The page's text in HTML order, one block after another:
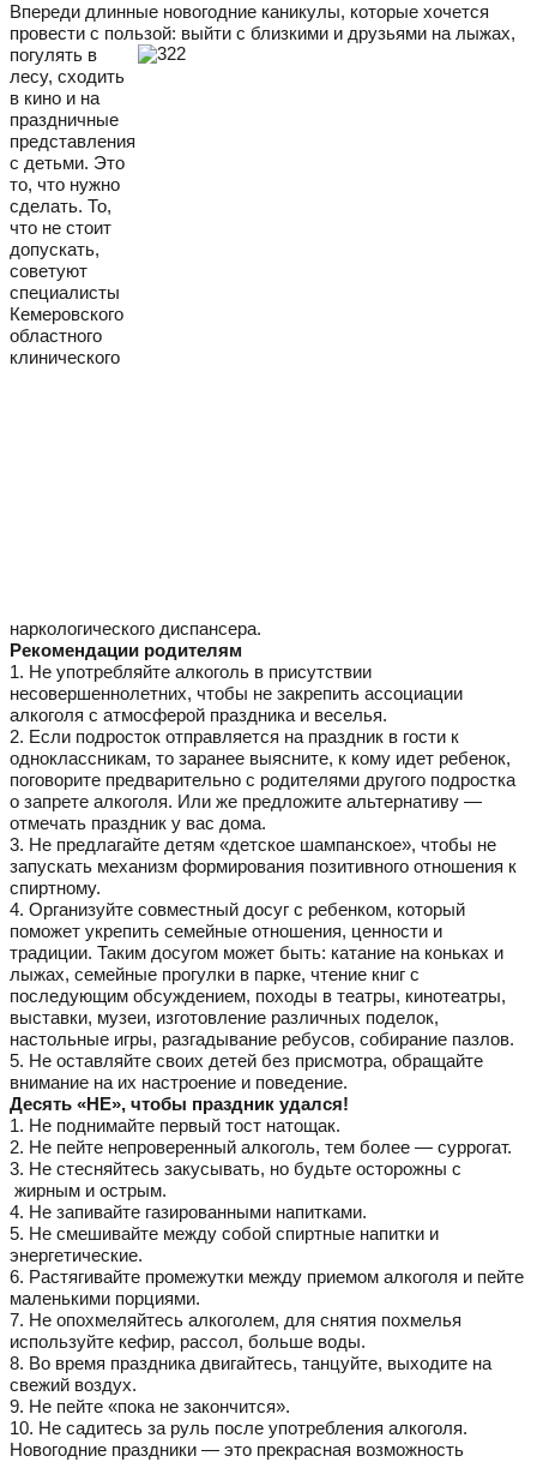
Впереди длинные новогодние каникулы, которые хочется
провести с пользой: выйти с близкими и друзьями на лыжах,
погулять в
лесу, сходить
в кино и на
праздничные
представления
с детьми. Это
то, что нужно
сделать. То,
что не стоит
допускать,
советуют
специалисты
Кемеровского
областного
клинического
наркологического диспансера.
Рекомендации родителям
1. Не употребляйте алкоголь в присутствии
несовершеннолетних, чтобы не закрепить ассоциации
алкоголя с атмосферой праздника и веселья.
2. Если подросток отправляется на праздник в гости к
одноклассникам, то заранее выясните, к кому идет ребенок,
поговорите предварительно с родителями другого подростка
о запрете алкоголя. Или же предложите альтернативу —
отмечать праздник у вас дома.
3. Не предлагайте детям «детское шампанское», чтобы не
запускать механизм формирования позитивного отношения к
спиртному.
4. Организуйте совместный досуг с ребенком, который
поможет укрепить семейные отношения, ценности и
традиции. Таким досугом может быть: катание на коньках и
лыжах, семейные прогулки в парке, чтение книг с
последующим обсуждением, походы в театры, кинотеатры,
выставки, музеи, изготовление различных поделок,
настольные игры, разгадывание ребусов, собирание пазлов.
5. Не оставляйте своих детей без присмотра, обращайте
внимание на их настроение и поведение.
Десять «НЕ», чтобы праздник удался!
1. Не поднимайте первый тост натощак.
2. Не пейте непроверенный алкоголь, тем более — суррогат.
3. Не стесняйтесь закусывать, но будьте осторожны с
жирным и острым.
4. Не запивайте газированными напитками.
5. Не смешивайте между собой спиртные напитки и
энергетические.
6. Растягивайте промежутки между приемом алкоголя и пейте
маленькими порциями.
7. Не опохмеляйтесь алкоголем, для снятия похмелья
используйте кефир, рассол, больше воды.
8. Во время праздника двигайтесь, танцуйте, выходите на
свежий воздух.
9. Не пейте «пока не закончится».
10. Не садитесь за руль после употребления алкоголя.
Новогодние праздники — это прекрасная возможность